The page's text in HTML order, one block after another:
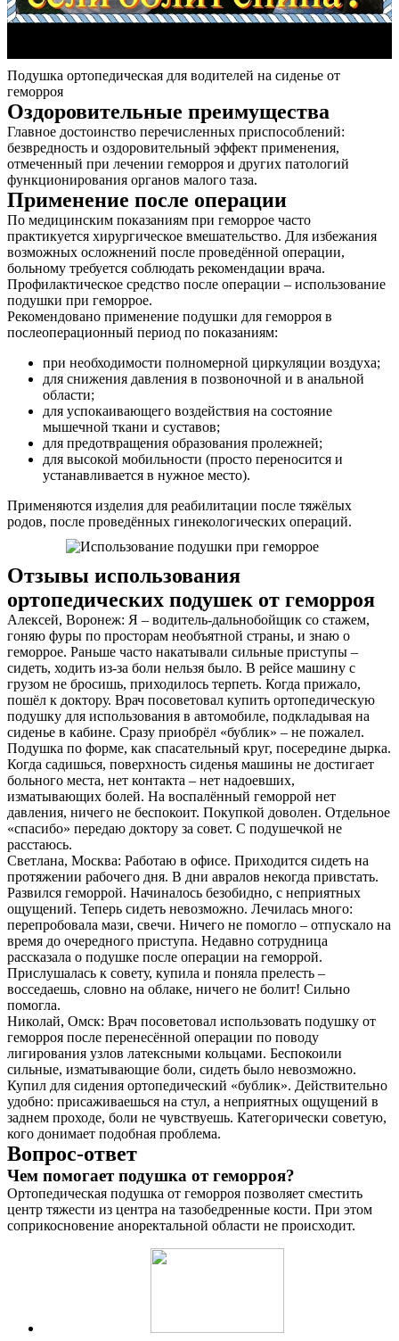
Подушка ортопедическая для водителей на сиденье от
геморроя
Оздоровительные преимущества
Главное достоинство перечисленных приспособлений:
безвредность и оздоровительный эффект применения,
отмеченный при лечении геморроя и других патологий
функционирования органов малого таза.
Применение после операции
По медицинским показаниям при геморрое часто
практикуется хирургическое вмешательство. Для избежания
возможных осложнений после проведённой операции,
больному требуется соблюдать рекомендации врача.
Профилактическое средство после операции – использование
подушки при геморрое.
Рекомендовано применение подушки для геморроя в
послеоперационный период по показаниям:
при необходимости полномерной циркуляции воздуха;
для снижения давления в позвоночной и в анальной
области;
для успокаивающего воздействия на состояние
мышечной ткани и суставов;
для предотвращения образования пролежней;
для высокой мобильности (просто переносится и
устанавливается в нужное место).
Применяются изделия для реабилитации после тяжёлых
родов, после проведённых гинекологических операций.
Отзывы использования
ортопедических подушек от геморроя
Алексей, Воронеж: Я – водитель-дальнобойщик со стажем,
гоняю фуры по просторам необъятной страны, и знаю о
геморрое. Раньше часто накатывали сильные приступы –
сидеть, ходить из-за боли нельзя было. В рейсе машину с
грузом не бросишь, приходилось терпеть. Когда прижало,
пошёл к доктору. Врач посоветовал купить ортопедическую
подушку для использования в автомобиле, подкладывая на
сиденье в кабине. Сразу приобрёл «бублик» – не пожалел.
Подушка по форме, как спасательный круг, посередине дырка.
Когда садишься, поверхность сиденья машины не достигает
больного места, нет контакта – нет надоевших,
изматывающих болей. На воспалённый геморрой нет
давления, ничего не беспокоит. Покупкой доволен. Отдельное
«спасибо» передаю доктору за совет. С подушечкой не
расстаюсь.
Светлана, Москва: Работаю в офисе. Приходится сидеть на
протяжении рабочего дня. В дни авралов некогда привстать.
Развился геморрой. Начиналось безобидно, с неприятных
ощущений. Теперь сидеть невозможно. Лечилась много:
перепробовала мази, свечи. Ничего не помогло – отпускало на
время до очередного приступа. Недавно сотрудница
рассказала о подушке после операции на геморрой.
Прислушалась к совету, купила и поняла прелесть –
восседаешь, словно на облаке, ничего не болит! Сильно
помогла.
Николай, Омск: Врач посоветовал использовать подушку от
геморроя после перенесённой операции по поводу
лигирования узлов латексными кольцами. Беспокоили
сильные, изматывающие боли, сидеть было невозможно.
Купил для сидения ортопедический «бублик». Действительно
удобно: присаживаешься на стул, а неприятных ощущений в
заднем проходе, боли не чувствуешь. Категорически советую,
кого донимает подобная проблема.
Вопрос-ответ
Чем помогает подушка от геморроя?
Ортопедическая подушка от геморроя позволяет сместить
центр тяжести из центра на тазобедренные кости. При этом
соприкосновение аноректальной области не происходит.